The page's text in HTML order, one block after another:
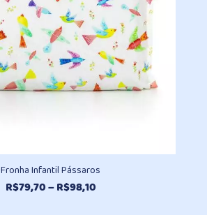
Fronha Infantil Pássaros
R$79,70–R$98,10Faixa